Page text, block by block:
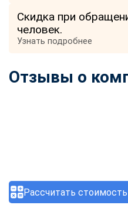
Рассчитать
Скидка при
человек.
Узнать подробнее
Отзывы о